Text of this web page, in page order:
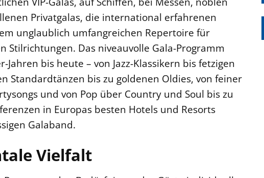
Privatgalas, die international erfahrenen
unglaublich umfangreichen Repertoire für
Das niveauvolle Gala-Programm
bis heute – von Jazz-Klassikern bis fetzigen
Standardtänzen bis zu goldenen Oldies, von feiner
und von Pop über Country und Soul bis zu
in Europas besten Hotels und Resorts
Galaband.
Vielfalt